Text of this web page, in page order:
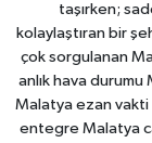
taşırken;
kolaylaştıran bir
çok sorgulanan
anlık hava
Malatya ezan vakti
entegre Malatya